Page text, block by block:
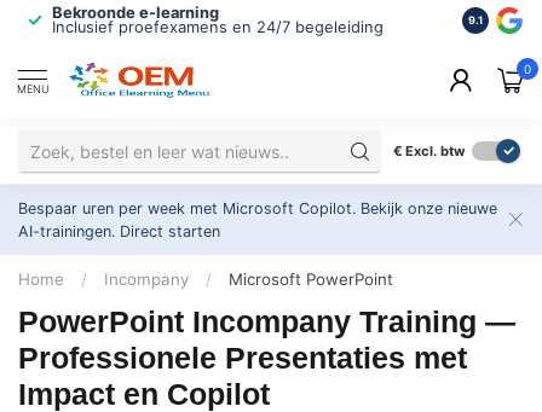
Bekroonde e-learning
Inclusief proefexamens en 24/7 begeleiding
ISO
2.500+
9.1
MENU
0
€ Excl. btw
Bespaar uren per week met Microsoft Copilot. Bekijk onze nieuwe
AI-trainingen. Direct starten
Home / Incompany / Microsoft PowerPoint
PowerPoint Incompany Training —
Professionele Presentaties met
Impact en Copilot